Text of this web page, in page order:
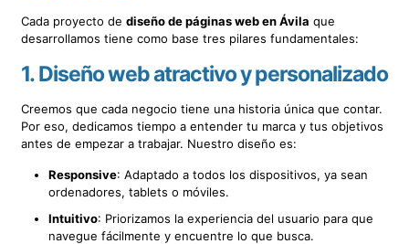
Cada proyecto dediseño de páginas web en Ávila que
desarrollamos tiene como base tres pilares fundamentales:
1.Diseño web atractivo y personalizado
Creemos que cada negocio tiene una historia única que contar.
Por eso, dedicamos tiempo a entender tu marca y tus objetivos
antes de empezar a trabajar. Nuestro diseño es:
Responsive: Adaptado a todos los dispositivos, ya sean
ordenadores, tablets o móviles.
Intuitivo: Priorizamos la experiencia del usuario para que
navegue fácilmente y encuentre lo que busca.